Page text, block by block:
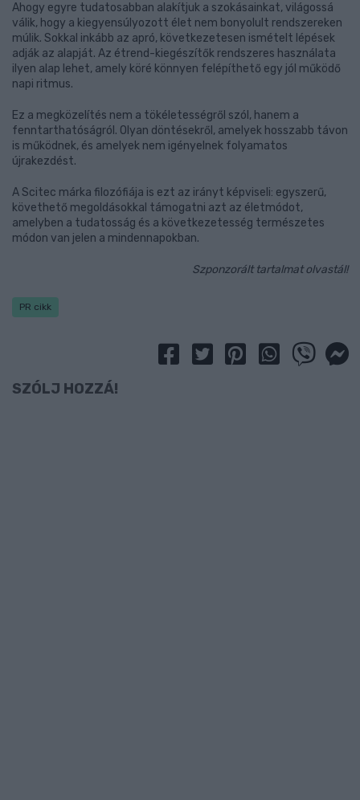
Ahogy egyre tudatosabban alakítjuk a szokásainkat, világossá
válik, hogy a kiegyensúlyozott élet nem bonyolult rendszereken
múlik. Sokkal inkább az apró, következetesen ismételt lépések
adják az alapját. Az étrend-kiegészítők rendszeres használata
ilyen alap lehet, amely köré könnyen felépíthető egy jól működő
napi ritmus.
Ez a megközelítés nem a tökéletességről szól, hanem a
fenntarthatóságról. Olyan döntésekről, amelyek hosszabb távon
is működnek, és amelyek nem igényelnek folyamatos
újrakezdést.
A Scitec márka filozófiája is ezt az irányt képviseli: egyszerű,
követhető megoldásokkal támogatni azt az életmódot,
amelyben a tudatosság és a következetesség természetes
módon van jelen a mindennapokban.
Szponzorált tartalmat olvastál!
PR cikk
SZÓLJ HOZZÁ!